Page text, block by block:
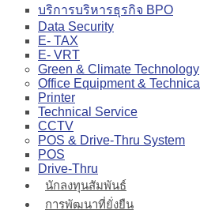
บริการบริหารธุรกิจ BPO
Data Security
E- TAX
E- VRT
Green & Climate Technology
Office Equipment & Technical
Printer
Technical Service
CCTV
POS & Drive-Thru System
POS
Drive-Thru
นักลงทุนสัมพันธ์
การพัฒนาที่ยั่งยืน